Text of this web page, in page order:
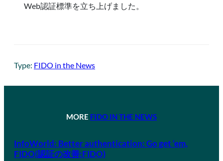
Web認証標準を立ち上げました。
Type: FIDO in the News
MORE FIDO IN THE NEWS
InfoWorld: Better authentication: Go get ‘em,
FIDO(認証の改善:FIDO)